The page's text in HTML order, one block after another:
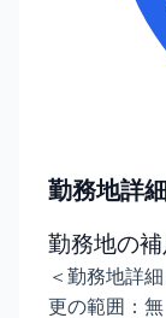
勤務地詳細
勤務地の補
＜勤務地詳
更の範囲：